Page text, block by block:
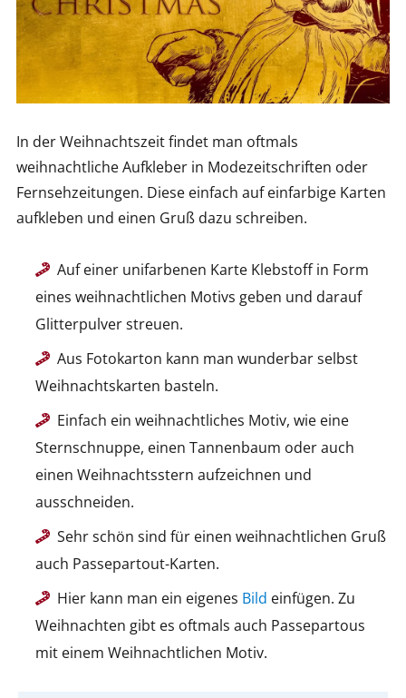
In der Weihnachtszeit findet man oftmals
weihnachtliche Aufkleber in Modezeitschriften oder
Fernsehzeitungen. Diese einfach auf einfarbige Karten
aufkleben und einen Gruß dazu schreiben.
Auf einer unifarbenen Karte Klebstoff in Form
eines weihnachtlichen Motivs geben und darauf
Glitterpulver streuen.
Aus Fotokarton kann man wunderbar selbst
Weihnachtskarten basteln.
Einfach ein weihnachtliches Motiv, wie eine
Sternschnuppe, einen Tannenbaum oder auch
einen Weihnachtsstern aufzeichnen und
ausschneiden.
Sehr schön sind für einen weihnachtlichen Gruß
auch Passepartout-Karten.
Hier kann man ein eigenes Bild einfügen. Zu
Weihnachten gibt es oftmals auch Passepartous
mit einem Weihnachtlichen Motiv.